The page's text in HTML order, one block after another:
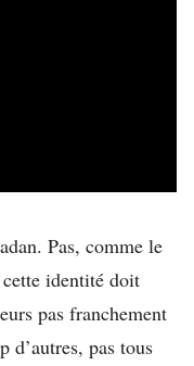
Pas, comme le
cette identité doit
pas franchement
d’autres, pas tous